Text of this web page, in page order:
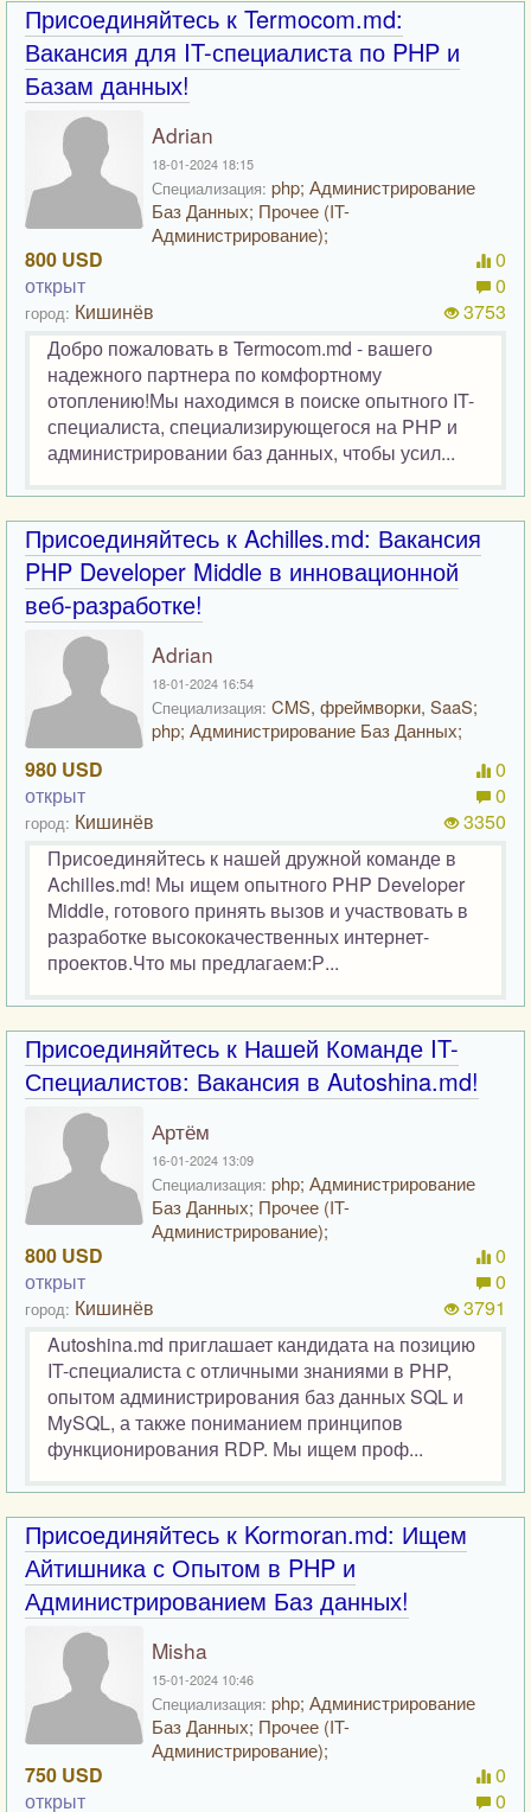
Присоединяйтесь к Termocom.md:
Вакансия для IT-специалиста по PHP и
Базам данных!
Adrian
18-01-2024 18:15
Специализация: php; Администрирование
Баз Данных; Прочее (IT-
Администрирование);
800 USD
открыт
город: Кишинёв
0
0
3753
Добро пожаловать в Termocom.md - вашего
надежного партнера по комфортному
отоплению!Мы находимся в поиске опытного IT-
специалиста, специализирующегося на PHP и
администрировании баз данных, чтобы усил...
Присоединяйтесь к Achilles.md: Вакансия
PHP Developer Middle в инновационной
веб-разработке!
Adrian
18-01-2024 16:54
Специализация: CMS, фреймворки, SaaS;
php; Администрирование Баз Данных;
980 USD
открыт
город: Кишинёв
0
0
3350
Присоединяйтесь к нашей дружной команде в
Achilles.md! Мы ищем опытного PHP Developer
Middle, готового принять вызов и участвовать в
разработке высококачественных интернет-
проектов.Что мы предлагаем:Р...
Присоединяйтесь к Нашей Команде IT-
Специалистов: Вакансия в Autoshina.md!
Артём
16-01-2024 13:09
Специализация: php; Администрирование
Баз Данных; Прочее (IT-
Администрирование);
800 USD
открыт
город: Кишинёв
0
0
3791
Autoshina.md приглашает кандидата на позицию
IT-специалиста с отличными знаниями в PHP,
опытом администрирования баз данных SQL и
MySQL, а также пониманием принципов
функционирования RDP. Мы ищем проф...
Присоединяйтесь к Kormoran.md: Ищем
Айтишника с Опытом в PHP и
Администрированием Баз данных!
Misha
15-01-2024 10:46
Специализация: php; Администрирование
Баз Данных; Прочее (IT-
Администрирование);
750 USD
открыт
0
0